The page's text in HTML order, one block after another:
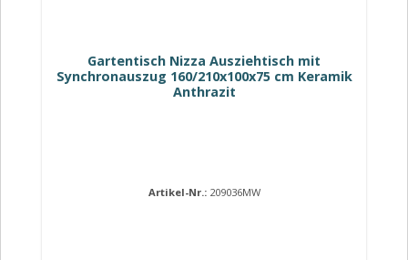
Gartentisch Nizza Ausziehtisch mit
Synchronauszug 160/210x100x75 cm Keramik
Anthrazit
Artikel-Nr.: 209036MW